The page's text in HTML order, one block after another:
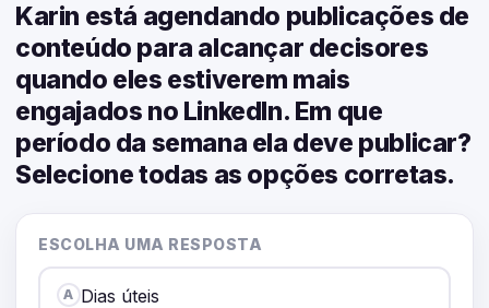
Karin está agendando publicações de
conteúdo para alcançar decisores
quando eles estiverem mais
engajados no LinkedIn. Em que
período da semana ela deve publicar?
Selecione todas as opções corretas.
ESCOLHA UMA RESPOSTA
A Dias úteis